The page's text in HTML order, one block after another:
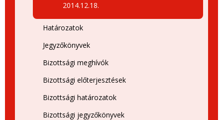
2014.12.18.
Határozatok
Jegyzőkönyvek
Bizottsági meghívók
Bizottsági előterjesztések
Bizottsági határozatok
Bizottsági jegyzőkönyvek